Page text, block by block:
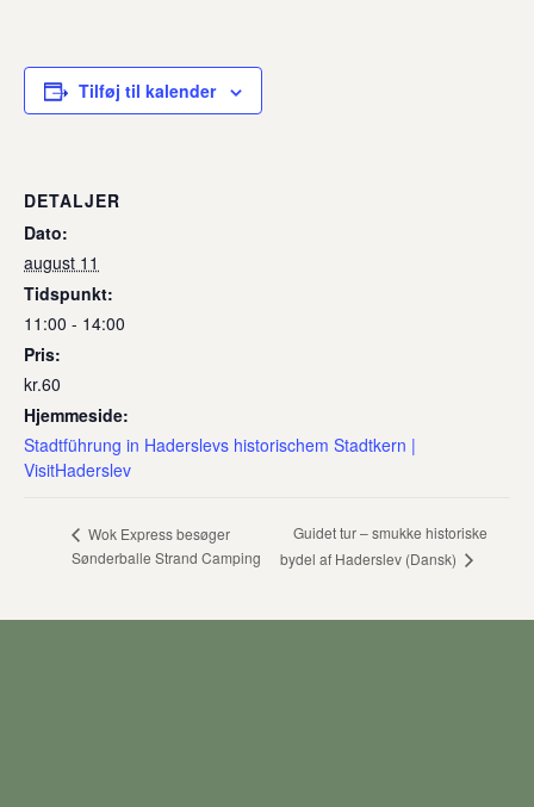
Tilføj til kalender
DETALJER
Dato:
august 11
Tidspunkt:
11:00 - 14:00
Pris:
kr.60
Hjemmeside:
Stadtführung in Haderslevs historischem Stadtkern |
VisitHaderslev
Wok Express besøger
Sønderballe Strand Camping
Guidet tur – smukke historiske
bydel af Haderslev (Dansk)